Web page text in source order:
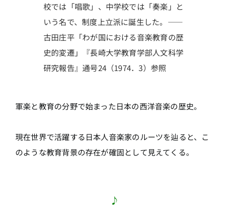
校では「唱歌」、中学校では「奏楽」と
いう名で、制度上立派に誕生した。――
古田庄平「わが国における音楽教育の歴
史的変遷」『長崎大学教育学部人文科学
研究報告』通号24（1974．3）参照
軍楽と教育の分野で始まった日本の西洋音楽の歴史。
現在世界で活躍する日本人音楽家のルーツを辿ると、こ
のような教育背景の存在が確固として見えてくる。
♪